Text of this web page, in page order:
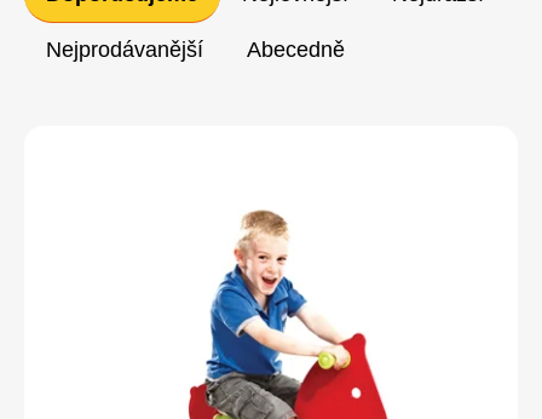
produktů
Nejprodávanější Abecedně